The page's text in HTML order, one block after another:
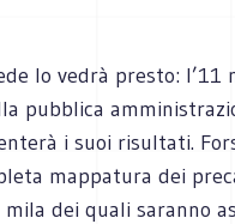
lo vedrà presto: l’11
pubblica
i suoi risultati.
mappatura dei
dei quali saranno